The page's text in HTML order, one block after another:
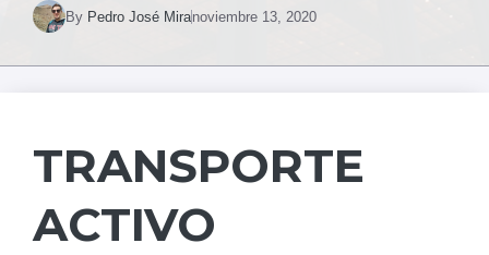
By Pedro José Miranoviembre 13, 2020
TRANSPORTE
ACTIVO